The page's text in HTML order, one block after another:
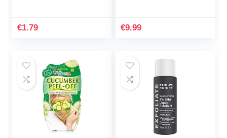
€1.79
natuurlijk serum
€9.99